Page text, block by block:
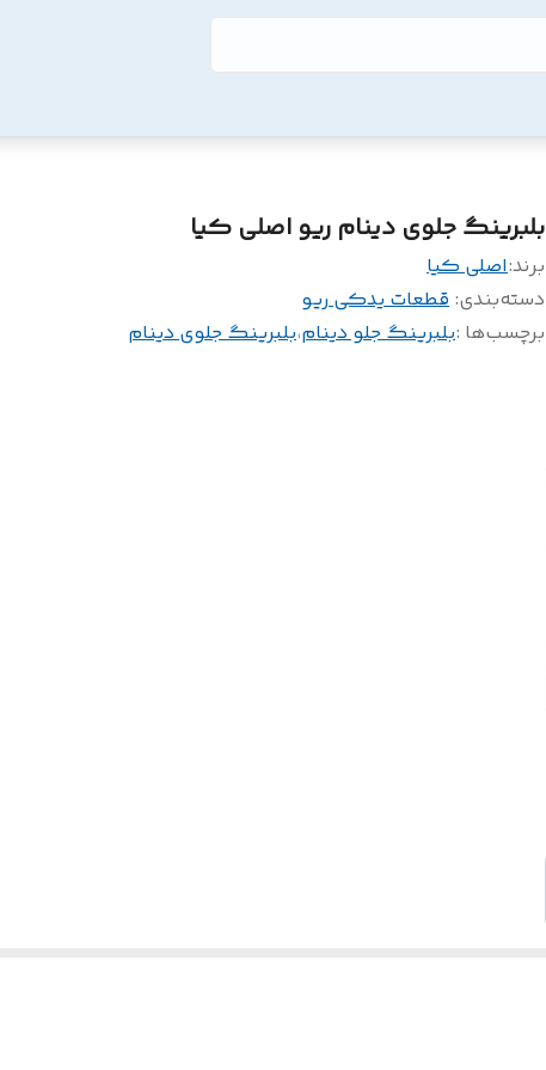
بلبرینگ جلوی دینام ریو اصلی کیا
برند:اصلی کیا
دسته‌بندی: قطعات یدکی ریو
برچسب‌ها :بلبرینگ جلو دینام،بلبرینگ جلوی دینام